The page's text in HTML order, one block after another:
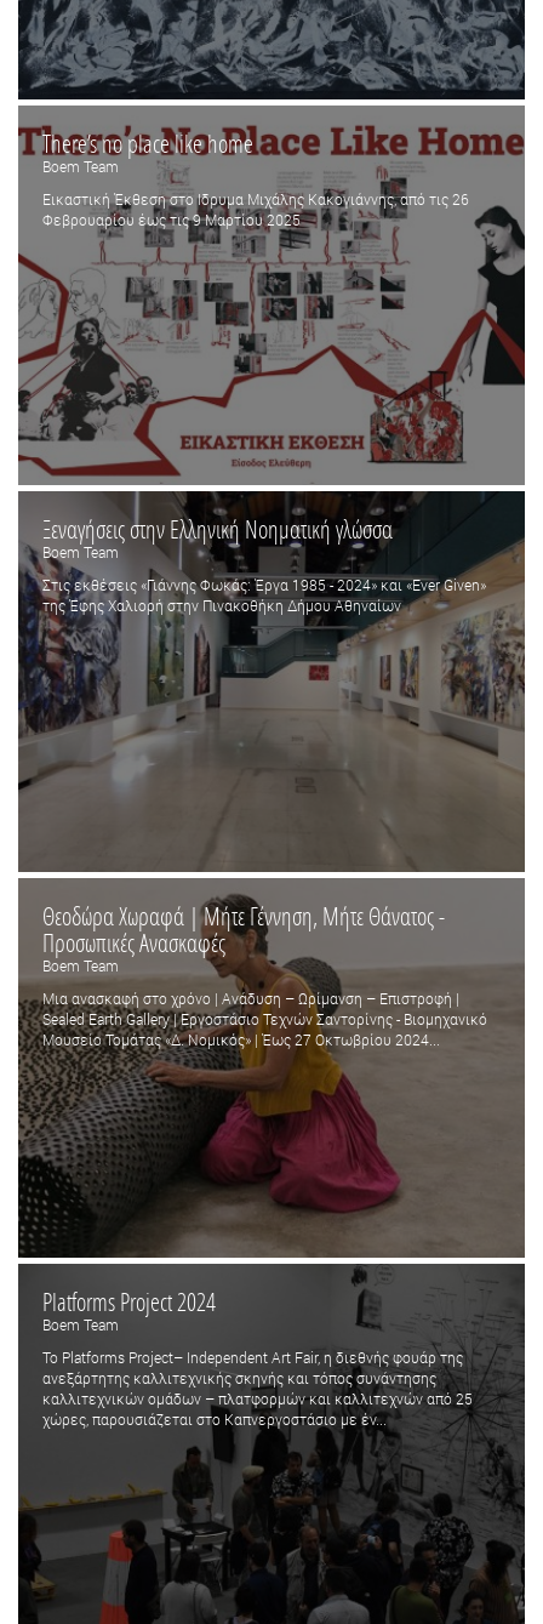
There’s no place like home
Boem Team
Εικαστική Έκθεση στο Ιδρυμα Μιχάλης Κακογιάννης, από τις 26
Φεβρουαρίου έως τις 9 Μαρτίου 2025
Ξεναγήσεις στην Ελληνική Νοηματική γλώσσα
Boem Team
Στις εκθέσεις «Γιάννης Φωκάς: Έργα 1985 - 2024» και «Ever Given»
της Έφης Χαλιορή στην Πινακοθήκη Δήμου Αθηναίων
Θεοδώρα Χωραφά | Μήτε Γέννηση, Μήτε Θάνατος -
Προσωπικές Ανασκαφές
Boem Team
Μια ανασκαφή στο χρόνο | Ανάδυση – Ωρίμανση – Επιστροφή |
Sealed Earth Gallery | Εργοστάσιο Τεχνών Σαντορίνης - Βιομηχανικό
Μουσείο Τομάτας «Δ. Νομικός» | Έως 27 Οκτωβρίου 2024...
Platforms Project 2024
Boem Team
Το Platforms Project– Independent Art Fair, η διεθνής φουάρ της
ανεξάρτητης καλλιτεχνικής σκηνής και τόπος συνάντησης
καλλιτεχνικών ομάδων – πλατφορμών και καλλιτεχνών από 25
χώρες, παρουσιάζεται στο Καπνεργοστάσιο με έν...